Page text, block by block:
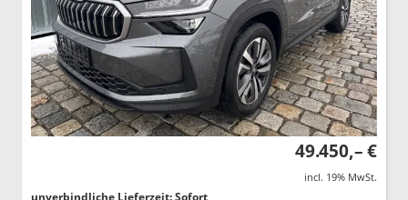
49.450,– €
incl. 19% MwSt.
unverbindliche Lieferzeit: Sofort